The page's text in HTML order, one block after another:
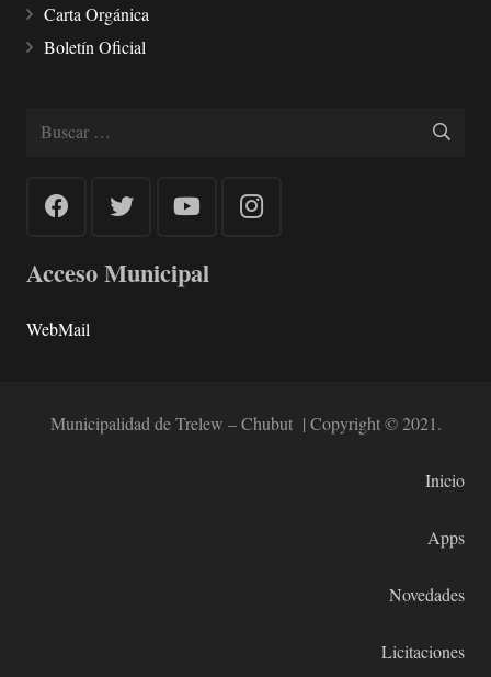
Carta Orgánica
Boletín Oficial
Buscar:
Acceso Municipal
WebMail
Municipalidad de Trelew – Chubut | Copyright © 2021.
Inicio
Apps
Novedades
Licitaciones